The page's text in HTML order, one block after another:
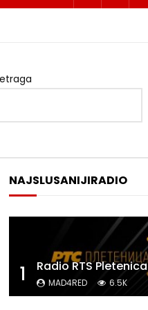
NAJSLUSANIJIRADIO
1 Radio RTS Pletenica
MAD4RED 6.5K